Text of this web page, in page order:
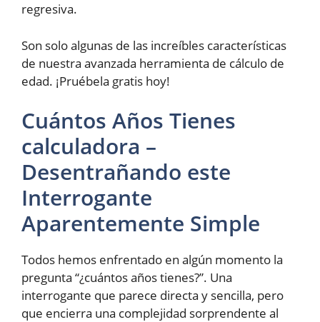
regresiva.
Son solo algunas de las increíbles características
de nuestra avanzada herramienta de cálculo de
edad. ¡Pruébela gratis hoy!
Cuántos Años Tienes
calculadora –
Desentrañando este
Interrogante
Aparentemente Simple
Todos hemos enfrentado en algún momento la
pregunta “¿cuántos años tienes?”. Una
interrogante que parece directa y sencilla, pero
que encierra una complejidad sorprendente al